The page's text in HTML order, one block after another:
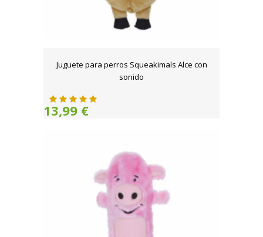
Juguete para perros Squeakimals Alce con
sonido
13,99 €